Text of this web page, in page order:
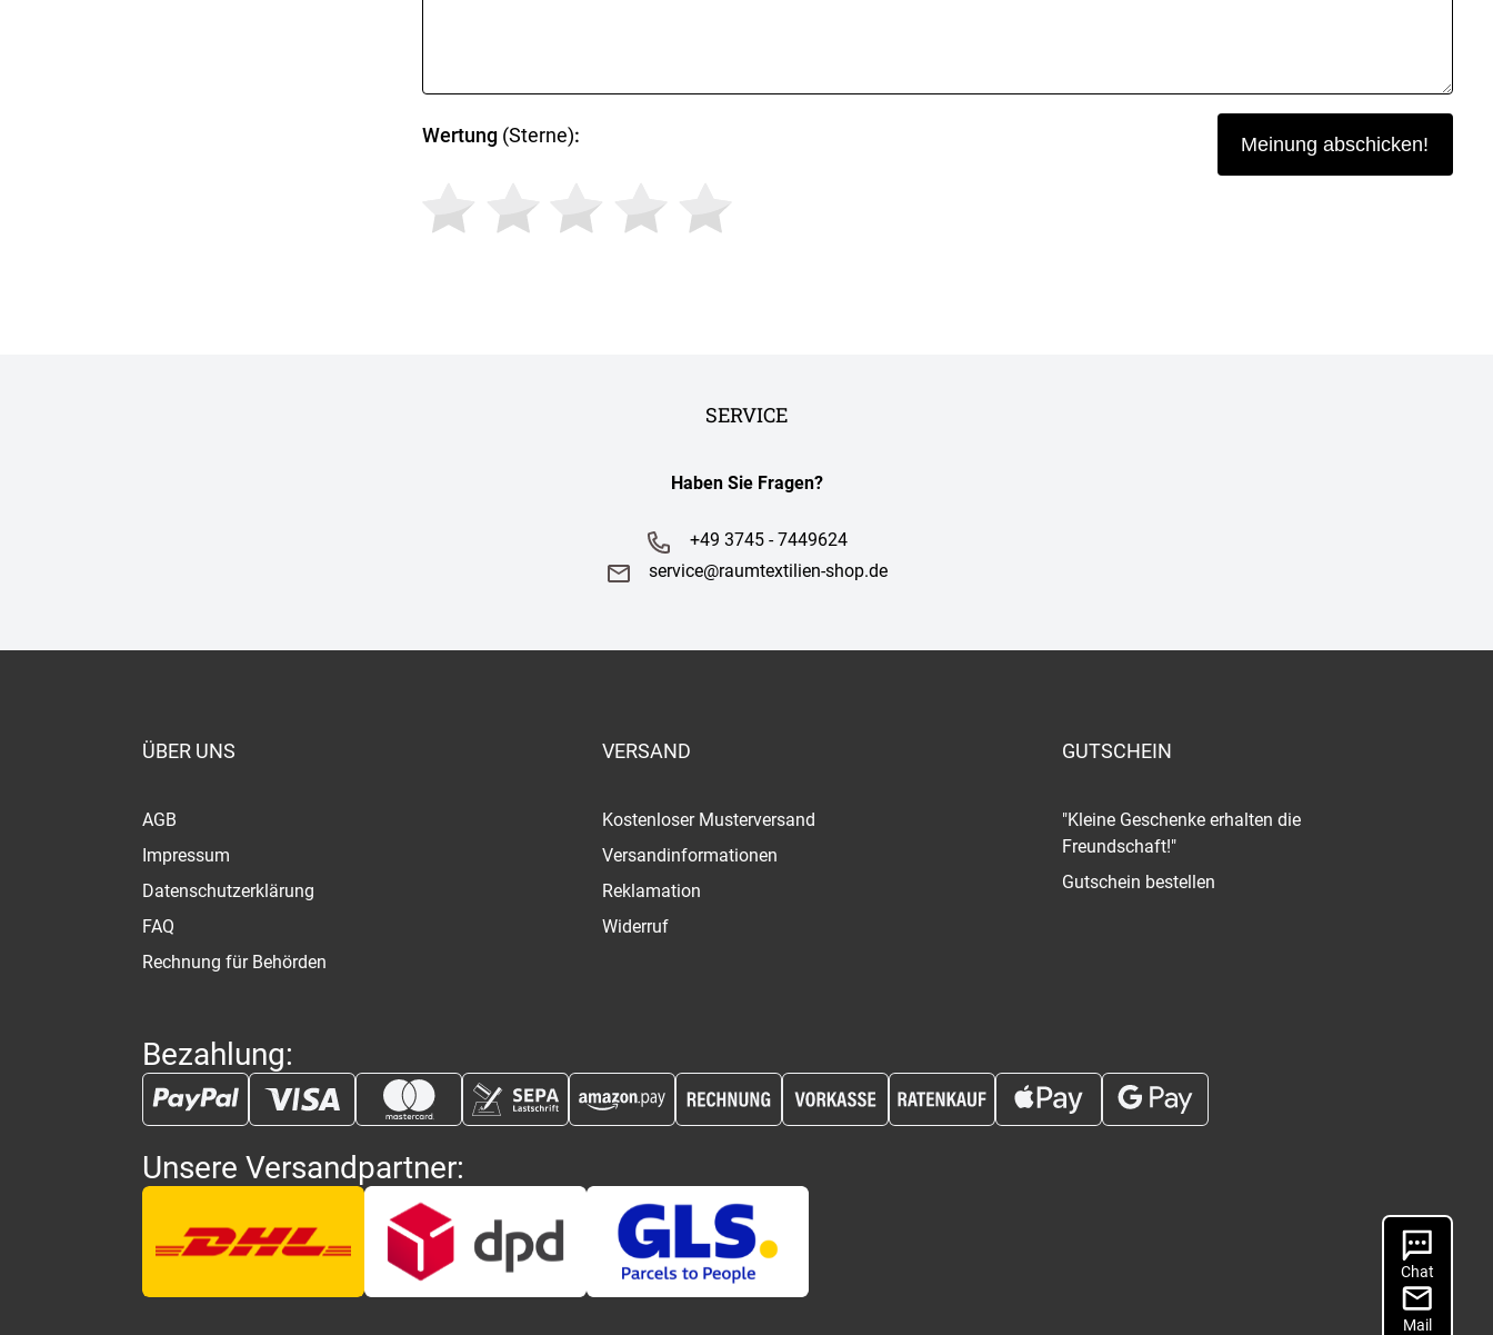
Wertung(Sterne):
SERVICE
Haben Sie Fragen?
+49 3745 - 7449624
service@raumtextilien-shop.de
ÜBER UNS
AGB
Impressum
Datenschutzerklärung
FAQ
Rechnung für Behörden
VERSAND
Kostenloser Musterversand
Versandinformationen
Reklamation
Widerruf
GUTSCHEIN
"Kleine Geschenke erhalten die
Freundschaft!"
Gutschein bestellen
Bezahlung:
Unsere Versandpartner:
Chat
Mail